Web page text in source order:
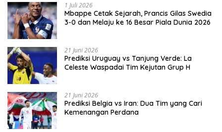
1 Juli 2026
Mbappe Cetak Sejarah, Prancis Gilas Swedia
3-0 dan Melaju ke 16 Besar Piala Dunia 2026
21 Juni 2026
Prediksi Uruguay vs Tanjung Verde: La
Celeste Waspadai Tim Kejutan Grup H
21 Juni 2026
Prediksi Belgia vs Iran: Dua Tim yang Cari
Kemenangan Perdana